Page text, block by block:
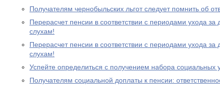
Получателям чернобыльских льгот следует помнить об
Перерасчет пенсии в соответствии с периодами ухода за
слухам!
Перерасчет пенсии в соответствии с периодами ухода за
слухам!
Успейте определиться с получением набора социальных
Получателям социальной доплаты к пенсии: